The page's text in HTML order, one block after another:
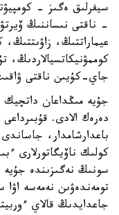
- ناقتى نىساننىڭ
عيماراتتىڭ،
كوممۋنيكاتسيالاردىڭ،
جاي-كۇيىن ناقتى
جۇيە مىڭداعان داتچيك
دەرەك الادى.
باعدارشامدار، جاساندى
كولىك ناۆيگاتورلارى
سونىڭ نەگىزىندە
تومەندەۋىن نەمەسە اۋا
جاعدايدىڭ قالاي